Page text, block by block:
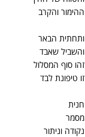
ההימור והקרב
ותחתית הבאר
והשביל שאבד
זהו סוף המסלול
זו טיפונת לבד
חנית
מסמר
נקודה וניתור